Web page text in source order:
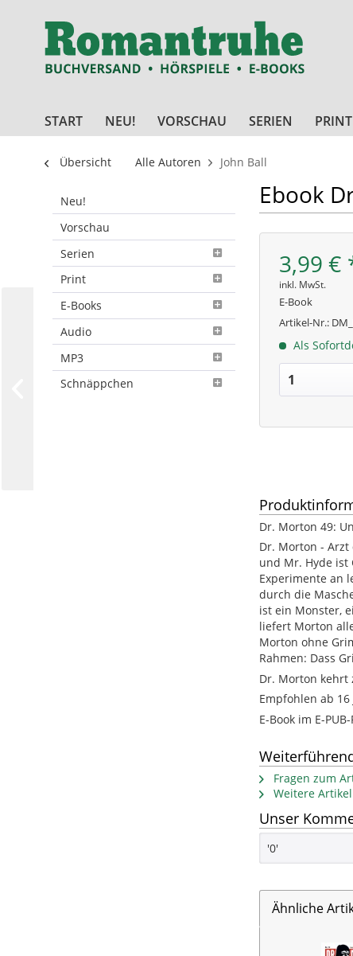
START NEU! VORSCHAU SERIEN PRINT
Übersicht Alle Autoren John Ball
Neu!
Vorschau
Serien
Print
E-Books
Audio
MP3
Schnäppchen
Ebook
3,99 €
inkl. MwSt.
E-Book
Artikel-Nr.:
Als
Dr. Morton 49:
Dr. Morton - Arzt
und Mr. Hyde ist
Experimente an
durch die
ist ein Monster,
liefert Morton
Morton ohne
Rahmen: Dass
Dr. Morton kehrt
Empfohlen ab 16
E-Book im E-
Fragen zum
Weitere
Unser
'0'
Ähnliche